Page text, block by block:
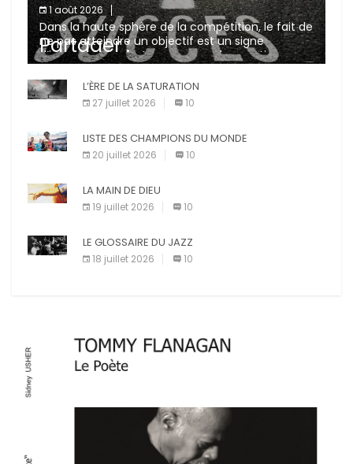
1 août 2026
Dans la haute sphère de la compétition, le fait de
ne pas atteindre un objectif est un signe
d’incompétence et une source de sanctions
diverses (avertissement, […]
Partager :
Facebook
Pinterest
Imprimer
L’ÈRE DE LA SATURATION
27 juillet 2026 10
LISTE DES CHAMPIONS DU MONDE
20 juillet 2026 10
LA MAIN DE DIEU
19 juillet 2026 10
LE GLOSSAIRE DU JAZZ
18 juillet 2026 10